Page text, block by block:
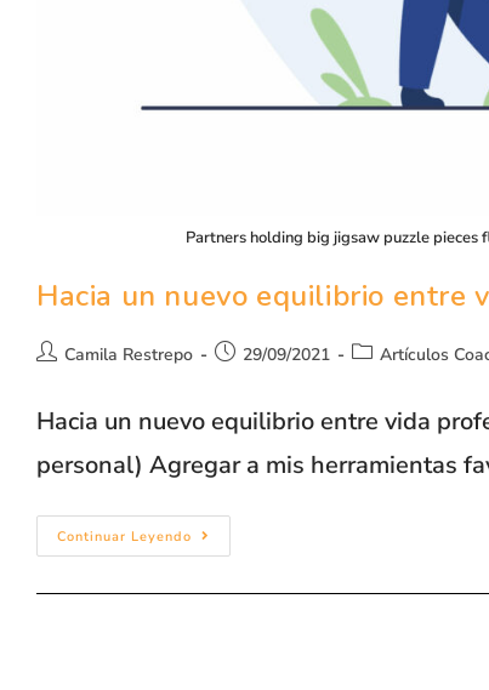
Partners holding big jigsaw puzzle pieces
Hacia un nuevo equilibrio entre
Camila Restrepo 29/09/2021 Artículos
Hacia un nuevo equilibrio entre vida
personal) Agregar a mis herramientas
Continuar Leyendo